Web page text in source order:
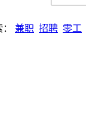
兼职 招聘 零工